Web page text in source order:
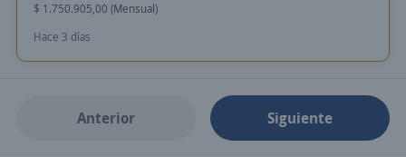
$ 1.750.905,00 (Mensual)
Hace 3 días
Anterior Siguiente